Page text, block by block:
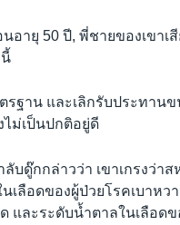
ายุ 50 ปี, พี่ชายของเขาเ
ฐาน และเลิกรับประทาน
ไม่เป็นปกติอยู่ดี
ดู๊กกล่าวว่า เขาเกรงว่าส
ลือดของผู้ป่วยโรคเบาหวา
และระดับน้ำตาลในเลือดข